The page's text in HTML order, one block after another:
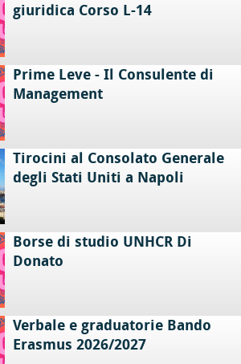
giuridica Corso L-14
Prime Leve - Il Consulente di
Management
Tirocini al Consolato Generale
degli Stati Uniti a Napoli
Borse di studio UNHCR Di
Donato
Verbale e graduatorie Bando
Erasmus 2026/2027